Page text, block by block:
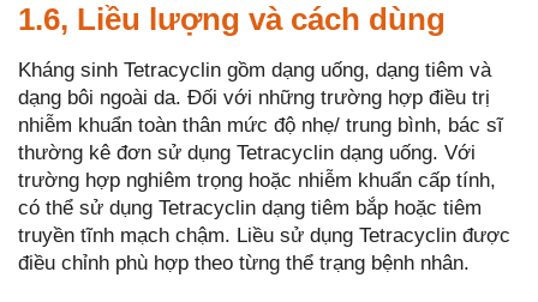
1.6, Liều lượng và cách dùng
Kháng sinh Tetracyclin gồm dạng uống, dạng tiêm và
dạng bôi ngoài da. Đối với những trường hợp điều trị
nhiễm khuẩn toàn thân mức độ nhẹ/ trung bình, bác sĩ
thường kê đơn sử dụng Tetracyclin dạng uống. Với
trường hợp nghiêm trọng hoặc nhiễm khuẩn cấp tính,
có thể sử dụng Tetracyclin dạng tiêm bắp hoặc tiêm
truyền tĩnh mạch chậm. Liều sử dụng Tetracyclin được
điều chỉnh phù hợp theo từng thể trạng bệnh nhân.